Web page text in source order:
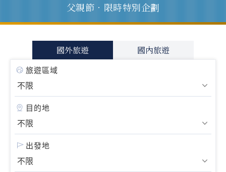
父親節．限時特別企劃
國外旅遊 國內旅遊
旅遊區域
目的地
出發地